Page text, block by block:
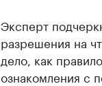
Эксперт
разрешения на
дело, как
ознакомления с